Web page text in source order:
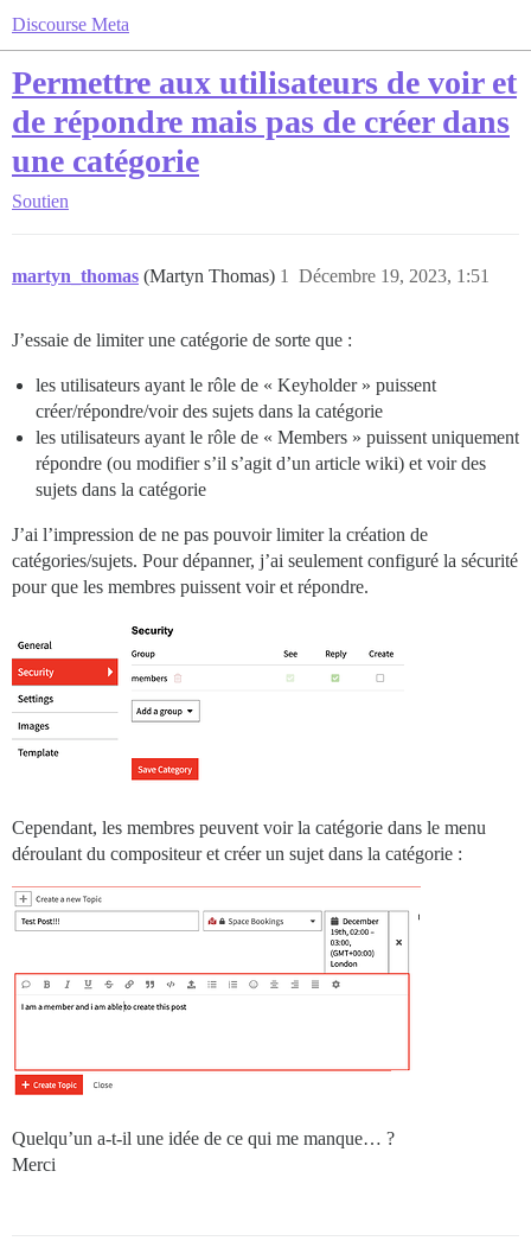
Discourse Meta
Permettre aux utilisateurs de voir et
de répondre mais pas de créer dans
une catégorie
Soutien
martyn_thomas (Martyn Thomas) Décembre 19, 2023, 1:51
1
J’essaie de limiter une catégorie de sorte que :
les utilisateurs ayant le rôle de « Keyholder » puissent
créer/répondre/voir des sujets dans la catégorie
les utilisateurs ayant le rôle de « Members » puissent uniquement
répondre (ou modifier s’il s’agit d’un article wiki) et voir des
sujets dans la catégorie
J’ai l’impression de ne pas pouvoir limiter la création de
catégories/sujets. Pour dépanner, j’ai seulement configuré la sécurité
pour que les membres puissent voir et répondre.
Cependant, les membres peuvent voir la catégorie dans le menu
déroulant du compositeur et créer un sujet dans la catégorie :
Quelqu’un a-t-il une idée de ce qui me manque… ?
Merci